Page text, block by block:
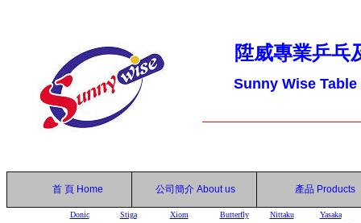
陞威專業乒乓
Sunny Wise
首 頁 Home 公司簡介 About us 產品 Products
Donic Stiga Xiom Butterfly Nittaku
Yasaka